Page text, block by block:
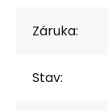
Záruka:
Stav: